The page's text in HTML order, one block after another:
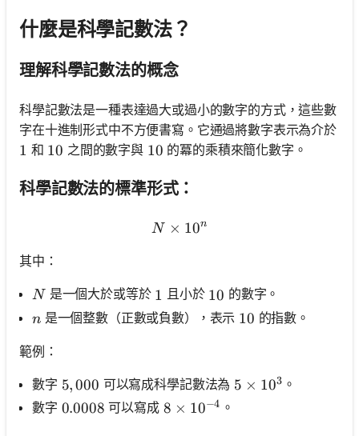
什麼是科學記數法？
理解科學記數法的概念
科學記數法是一種表達過大或過小的數字的方式，這些數
字在十進制形式中不方便書寫。它通過將數字表示為介於
1
1 和 10
10 之間的數字與 10
10 的冪的乘積來簡化數字。
科學記數法的標準形式：
N \times 10^n
N × 10n
其中：
N
N是一個大於或等於 1
1 且小於 10
10 的數字。
n
n是一個整數（正數或負數），表示 10
10 的指數。
範例：
數字 5,000
5, 000 可以寫成科學記數法為 5 \times 10^3
5 × 103 。
數字 0.0008
0.0008 可以寫成 8 \times 10^{-4}
8 × 10−4 。